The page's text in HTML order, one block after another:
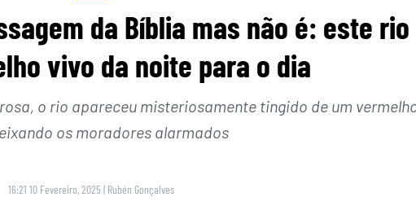
da Bíblia mas não é: este rio
vivo da noite para o dia
o rio apareceu misteriosamente tingido de um
os moradores alarmados
16:21 10 Fevereiro, 2025 | Rubén Gonçalves